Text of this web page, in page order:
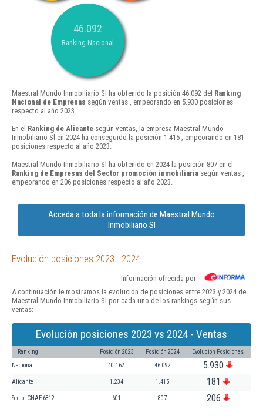
46.092
Ranking Nacional
Maestral Mundo Inmobiliario Sl ha obtenido la posición 46.092 del Ranking
Nacional de Empresas según ventas , empeorando en 5.930 posiciones
respecto al año 2023.
En el Ranking de Alicante según ventas, la empresa Maestral Mundo
Inmobiliario Sl en 2024 ha conseguido la posición 1.415 , empeorando en 181
posiciones respecto al año 2023.
Maestral Mundo Inmobiliario Sl ha obtenido en 2024 la posición 807 en el
Ranking de Empresas del Sector promoción inmobiliaria según ventas ,
empeorando en 206 posiciones respecto al año 2023.
Acceda a toda la información de Maestral Mundo
Inmobiliario Sl
Evolución posiciones 2023 - 2024
Información ofrecida por
A continuación le mostramos la evolución de posiciones entre 2023 y 2024 de
Maestral Mundo Inmobiliario Sl por cada uno de los rankings según sus
ventas:
Evolución posiciones 2023 vs 2024 - Ventas
Ranking Posición 2023 Posición 2024 Evolución Posiciones
Nacional 40.162 46.092 5.930
Alicante 1.234 1.415 181
Sector CNAE 6812 601 807 206